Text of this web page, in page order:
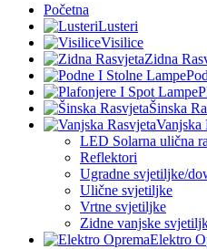
Početna
Lusteri
Visilice
Zidna
Šinska
Vanjska
LED Solarna ulična
Reflektori
Ugradne svjetiljke/
Ulične svjetiljke
Vrtne svjetiljke
Zidne vanjske
Elektro